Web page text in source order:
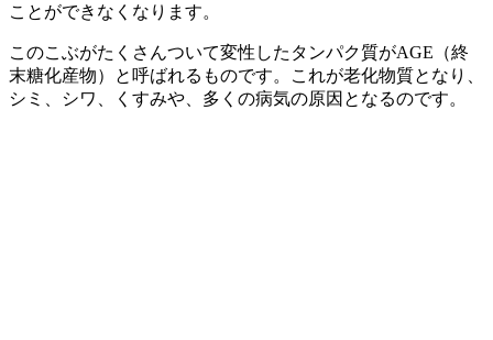
ことができなくなります。
このこぶがたくさんついて変性したタンパク質がAGE（終
末糖化産物）と呼ばれるものです。これが老化物質となり、
シミ、シワ、くすみや、多くの病気の原因となるのです。